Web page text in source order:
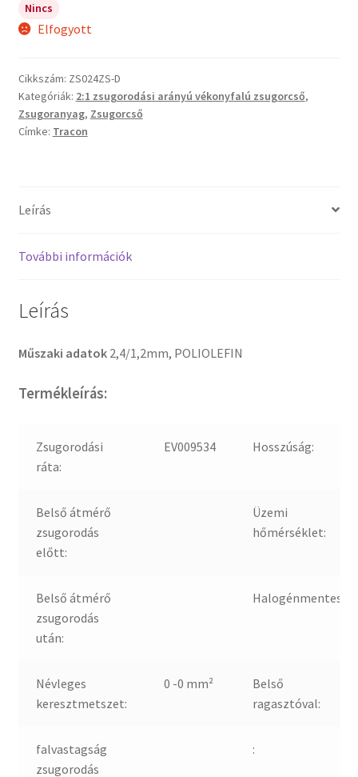
Nincs
Elfogyott
Cikkszám: ZS024ZS-D
Kategóriák: 2:1 zsugorodási arányú vékonyfalú zsugorcső,
Zsugoranyag, Zsugorcső
Címke: Tracon
Leírás
További információk
Leírás
Műszaki adatok 2,4/1,2mm, POLIOLEFIN
Termékleírás:
Zsugorodási
ráta:
EV009534 Hosszúság:
Belső átmérő
zsugorodás
előtt:
Üzemi
hőmérséklet:
Belső átmérő
zsugorodás
után:
Halogénmentes:
Névleges
keresztmetszet:
0 -0 mm²
Belső
ragasztóval:
falvastagság
zsugorodás
: